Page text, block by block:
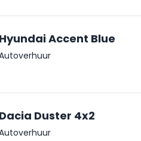
Hyundai Accent Blue
Dacia Duster 4x2